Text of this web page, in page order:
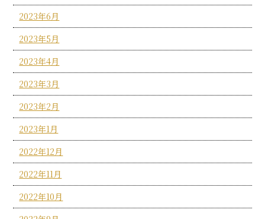
2023年6月
2023年5月
2023年4月
2023年3月
2023年2月
2023年1月
2022年12月
2022年11月
2022年10月